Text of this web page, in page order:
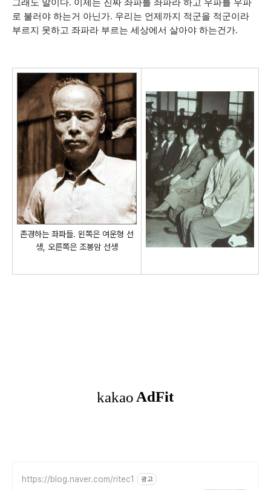
그래도 말이다. 이제는 진짜 좌파를 좌파라 하고 우파를 우파
로 불러야 하는거 아닌가. 우리는 언제까지 적군을 적군이라
부르지 못하고 좌파라 부르는 세상에서 살아야 하는건가.
존경하는 좌파들. 왼쪽은 여운형 선
생, 오른쪽은 조봉암 선생
https://blog.naver.com/ritec1 광고